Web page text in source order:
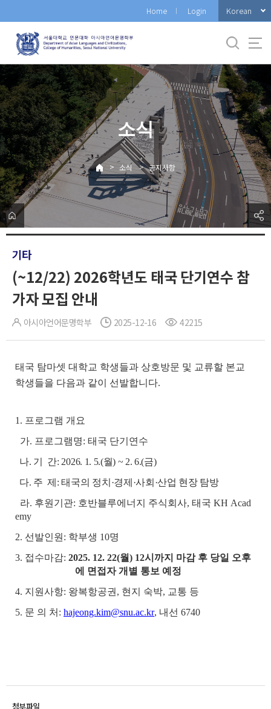
로
메
뉴
Home Login Korean
소식
> 소식 > 공지사항
기타
(~12/22) 2026학년도 태국 단기연수 참
가자 모집 안내
아시아언어문명학부 2025-12-16 42215
태국 탐마셋 대학교 학생들과 상호방문 및 교류할 본교
학생들을 다음과 같이 선발합니다.
1. 프로그램 개요
가. 프로그램명: 태국 단기연수
나. 기 간: 2026. 1. 5.(월) ~ 2. 6.(금)
다. 주 제: 태국의 정치·경제·사회·산업 현장 탐방
라. 후원기관: 호반블루에너지 주식회사, 태국 KH Acad
emy
2. 선발인원: 학부생 10명
3. 접수마감: 2025. 12. 22(월) 12시까지 마감 후 당일 오후
에 면접자 개별 통보 예정
4. 지원사항: 왕복항공권, 현지 숙박, 교통 등
5. 문 의 처: hajeong.kim@snu.ac.kr, 내선 6740